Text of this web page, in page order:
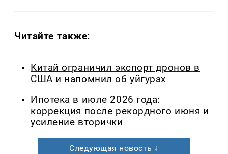
Читайте также:
Китай ограничил экспорт дронов в
США и напомнил об уйгурах
Ипотека в июле 2026 года:
коррекция после рекордного июня и
усиление вторички
Следующая новость ↓